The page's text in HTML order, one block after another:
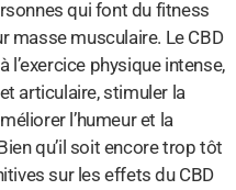
qui font du fitness
masse musculaire. Le CBD
l’exercice physique intense,
articulaire, stimuler la
l’humeur et la
qu’il soit encore trop tôt
sur les effets du CBD